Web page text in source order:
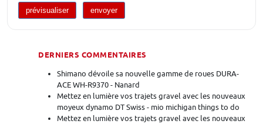
DERNIERS COMMENTAIRES
Shimano dévoile sa nouvelle gamme de roues DURA-
ACE WH-R9370 - Nanard
Mettez en lumière vos trajets gravel avec les nouveaux
moyeux dynamo DT Swiss - mio michigan things to do
Mettez en lumière vos trajets gravel avec les nouveaux